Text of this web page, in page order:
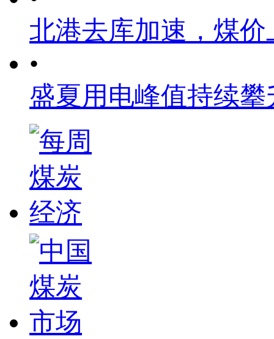
北港去库加速，煤
•
盛夏用电峰值持续